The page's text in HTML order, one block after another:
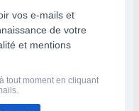
vos e-mails et
de votre
et mentions
tout moment en cliquant